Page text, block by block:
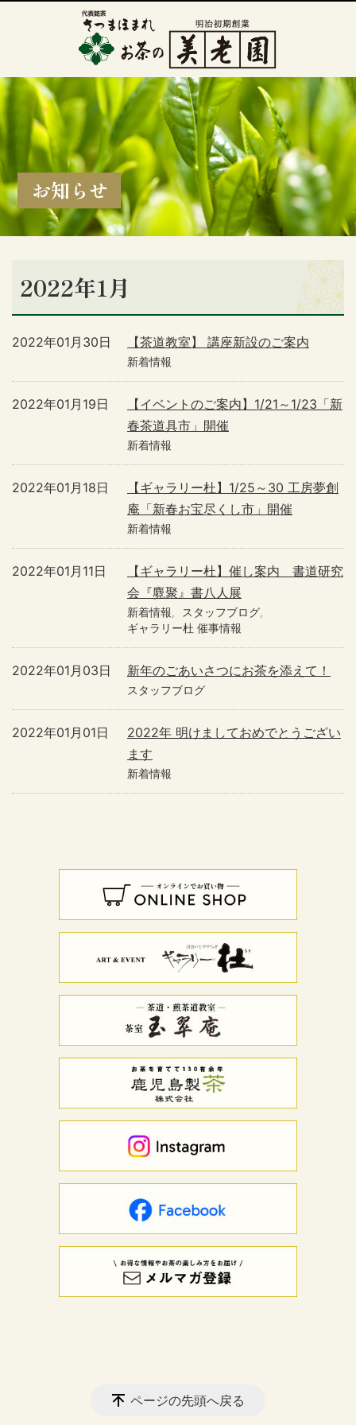
お知らせ
2022年1月
【茶道教室】 講座新設のご案内
2022年01月30日
新着情報
【イベントのご案内】1/21～1/23「新
春茶道具市」開催
2022年01月19日
新着情報
【ギャラリー杜】1/25～30 工房夢創
庵「新春お宝尽くし市」開催
2022年01月18日
新着情報
【ギャラリー杜】催し案内 書道研究
会『麑聚』書八人展
2022年01月11日
新着情報
スタッフブログ
ギャラリー杜 催事情報
新年のごあいさつにお茶を添えて！
2022年01月03日
スタッフブログ
2022年 明けましておめでとうござい
ます
2022年01月01日
新着情報
ページの先頭へ戻る